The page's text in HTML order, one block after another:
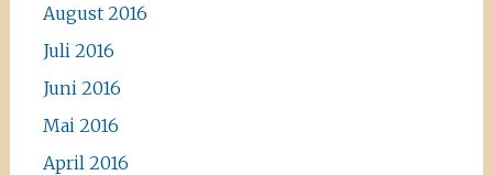
August 2016
Juli 2016
Juni 2016
Mai 2016
April 2016